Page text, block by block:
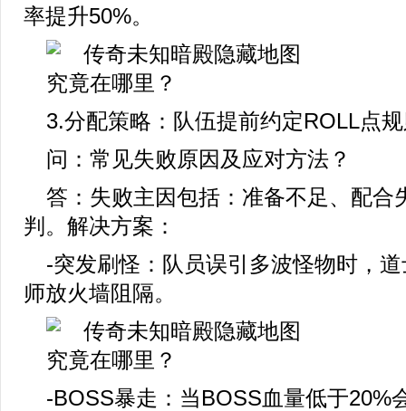
率提升50%。
3.分配策略：队伍提前约定ROLL点
问：常见失败原因及应对方法？
答：失败主因包括：准备不足、配合
判。解决方案：
-突发刷怪：队员误引多波怪物时，
师放火墙阻隔。
-BOSS暴走：当BOSS血量低于20%